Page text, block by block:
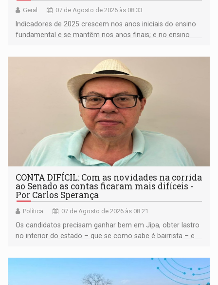
Geral 07 de Agosto de 2026 às 08:33
Indicadores de 2025 crescem nos anos iniciais do ensino
fundamental e se mantêm nos anos finais; e no ensino
CONTA DIFÍCIL: Com as novidades na corrida
ao Senado as contas ficaram mais difíceis -
Por Carlos Sperança
Política 07 de Agosto de 2026 às 08:21
Os candidatos precisam ganhar bem em Jipa, obter lastro
no interior do estado – que se como sabe é bairrista – e
garantir